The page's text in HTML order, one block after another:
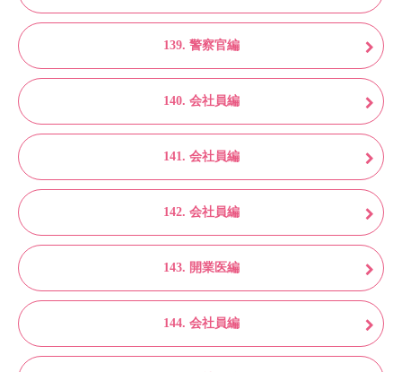
139. 警察官編
140. 会社員編
141. 会社員編
142. 会社員編
143. 開業医編
144. 会社員編